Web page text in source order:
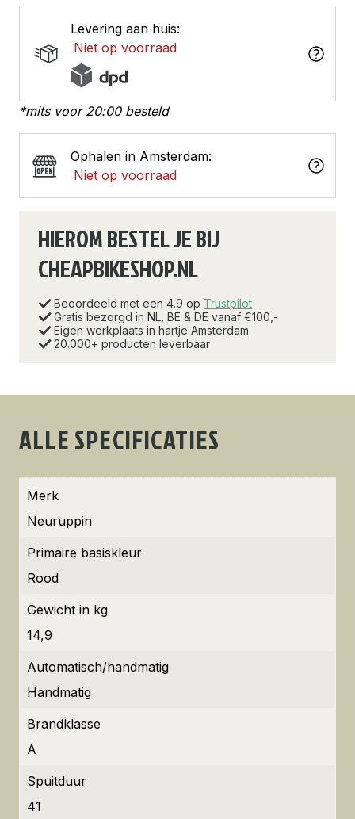
Levering aan huis:
Niet op voorraad
*mits voor 20:00 besteld
Ophalen in Amsterdam:
Niet op voorraad
HIEROM BESTEL JE BIJ
CHEAPBIKESHOP.NL
Beoordeeld met een 4.9 op Trustpilot
Gratis bezorgd in NL, BE & DE vanaf €100,-
Eigen werkplaats in hartje Amsterdam
20.000+ producten leverbaar
ALLE SPECIFICATIES
Merk
Neuruppin
Primaire basiskleur
Rood
Gewicht in kg
14,9
Automatisch/handmatig
Handmatig
Brandklasse
A
Spuitduur
41